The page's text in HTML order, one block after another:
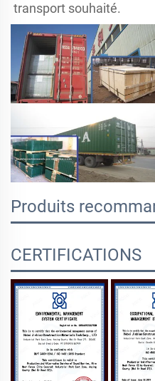
transport souhaité.
Produits
CERTIFICATIONS